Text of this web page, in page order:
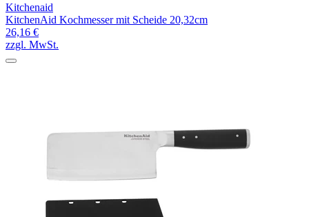
Kitchenaid
KitchenAid Kochmesser mit Scheide 20,32cm
26,16 €
zzgl. MwSt.